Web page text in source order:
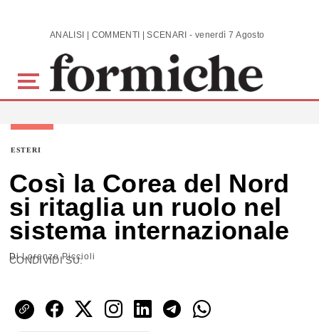
Skip to main content ANALISI | COMMENTI | SCENARI - venerdì 7 Agosto 2026
ESTERI
Così la Corea del Nord
si ritaglia un ruolo nel
sistema internazionale
DiLorenzo Piccioli
CONDIVIDI SU: